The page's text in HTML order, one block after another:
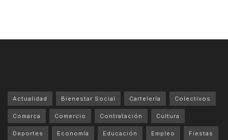
Actualidad Bienestar Social Cartelería Colectivos
Comarca Comercio Contratación Cultura
Deportes Economía Educación Empleo Fiestas